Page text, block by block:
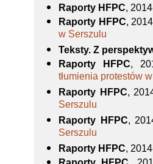
Raporty HFPC,
Raporty HFPC,
w Serszulu
Teksty. Z
Raporty HFPC,
tłumienia protestów
Raporty HFPC,
Serszulu
Raporty HFPC,
Serszulu
Raporty HFPC,